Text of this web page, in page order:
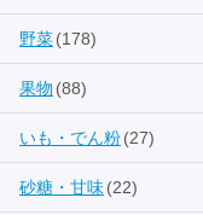
野菜(178)
果物 (88)
いも・でん粉(27)
砂糖・甘味(22)